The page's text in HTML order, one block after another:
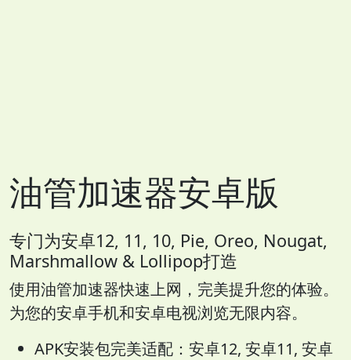
油管加速器安卓版
专门为安卓12, 11, 10, Pie, Oreo, Nougat,
Marshmallow & Lollipop打造
使用油管加速器快速上网，完美提升您的体验。
为您的安卓手机和安卓电视浏览无限内容。
APK安装包完美适配：安卓12, 安卓11, 安卓